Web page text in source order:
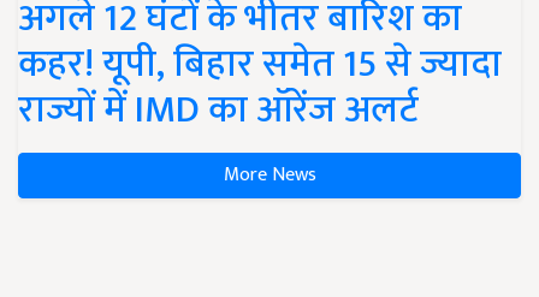
अगले 12 घंटों के भीतर बारिश का
कहर! यूपी, बिहार समेत 15 से ज्यादा
राज्यों में IMD का ऑरेंज अलर्ट
More News